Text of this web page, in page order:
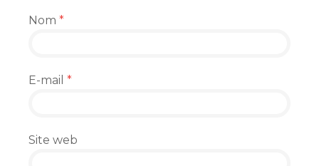
Nom *
E-mail *
Site web